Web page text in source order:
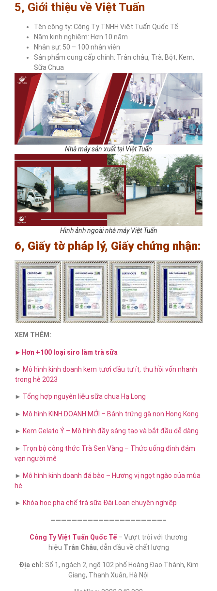
5, Giới thiệu về Việt Tuấn
Tên công ty: Công Ty TNHH Việt Tuấn Quốc Tế
Năm kinh nghiệm: Hơn 10 năm
Nhân sự: 50 – 100 nhân viên
Sản phẩm cung cấp chính: Trân châu, Trà, Bột, Kem,
Sữa Chua
Nhà máy sản xuất tại Việt Tuấn
Hình ảnh ngoài nhà máy Việt Tuấn
6, Giấy tờ pháp lý, Giấy chứng nhận:
XEM THÊM:
►Hơn +100 loại siro làm trà sữa
► Mô hình kinh doanh kem tươi đầu tư ít, thu hồi vốn nhanh
trong hè 2023
► Tổng hợp nguyên liệu sữa chua Hạ Long
► Mô hình KINH DOANH MỚI – Bánh trứng gà non Hong Kong
► Kem Gelato Ý – Mô hình đầy sáng tạo và bắt đầu dễ dàng
► Trọn bộ công thức Trà Sen Vàng – Thức uống đình đám
vạn người mê
► Mô hình kinh doanh đá bào – Hương vị ngọt ngào của mùa
hè
► Khóa học pha chế trà sữa​ Đài Loan chuyên nghiệp
—————————————————————–
Công Ty Việt Tuấn Quốc Tế – Vượt trội với thương
hiệu Trân Châu, dẫn đầu về chất lượng
Địa chỉ: Số 1, ngách 2, ngõ 102 phố Hoàng Đạo Thành, Kim
Giang, Thanh Xuân, Hà Nội